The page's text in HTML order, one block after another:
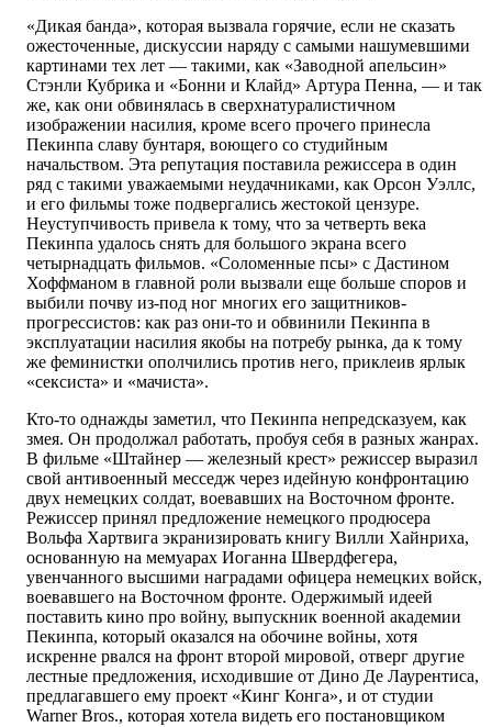
«Дикая банда», которая вызвала горячие, если не сказать
ожесточенные, дискуссии наряду с самыми нашумевшими
картинами тех лет — такими, как «Заводной апельсин»
Стэнли Кубрика и «Бонни и Клайд» Артура Пенна, — и так
же, как они обвинялась в сверхнатуралистичном
изображении насилия, кроме всего прочего принесла
Пекинпа славу бунтаря, воющего со студийным
начальством. Эта репутация поставила режиссера в один
ряд с такими уважаемыми неудачниками, как Орсон Уэллс,
и его фильмы тоже подвергались жестокой цензуре.
Неуступчивость привела к тому, что за четверть века
Пекинпа удалось снять для большого экрана всего
четырнадцать фильмов. «Соломенные псы» с Дастином
Хоффманом в главной роли вызвали еще больше споров и
выбили почву из-под ног многих его защитников-
прогрессистов: как раз они-то и обвинили Пекинпа в
эксплуатации насилия якобы на потребу рынка, да к тому
же феминистки ополчились против него, приклеив ярлык
«сексиста» и «мачиста».
Кто-то однажды заметил, что Пекинпа непредсказуем, как
змея. Он продолжал работать, пробуя себя в разных жанрах.
В фильме «Штайнер — железный крест» режиссер выразил
свой антивоенный месседж через идейную конфронтацию
двух немецких солдат, воевавших на Восточном фронте.
Режиссер принял предложение немецкого продюсера
Вольфа Хартвига экранизировать книгу Вилли Хайнриха,
основанную на мемуарах Иоганна Швердфегера,
увенчанного высшими наградами офицера немецких войск,
воевавшего на Восточном фронте. Одержимый идеей
поставить кино про войну, выпускник военной академии
Пекинпа, который оказался на обочине войны, хотя
искренне рвался на фронт второй мировой, отверг другие
лестные предложения, исходившие от Дино Де Лаурентиса,
предлагавшего ему проект «Кинг Конга», и от студии
Warner Bros., которая хотела видеть его постановщиком